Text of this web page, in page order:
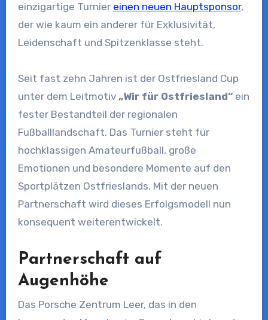
einzigartige Turnier einen neuen Hauptsponsor,
der wie kaum ein anderer für Exklusivität,
Leidenschaft und Spitzenklasse steht.
Seit fast zehn Jahren ist der Ostfriesland Cup
unter dem Leitmotiv „Wir für Ostfriesland“ein
fester Bestandteil der regionalen
Fußballlandschaft. Das Turnier steht für
hochklassigen Amateurfußball, große
Emotionen und besondere Momente auf den
Sportplätzen Ostfrieslands. Mit der neuen
Partnerschaft wird dieses Erfolgsmodell nun
konsequent weiterentwickelt.
Partnerschaft auf
Augenhöhe
Das Porsche Zentrum Leer, das in den